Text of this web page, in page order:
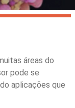
áreas do
pode se
aplicações que